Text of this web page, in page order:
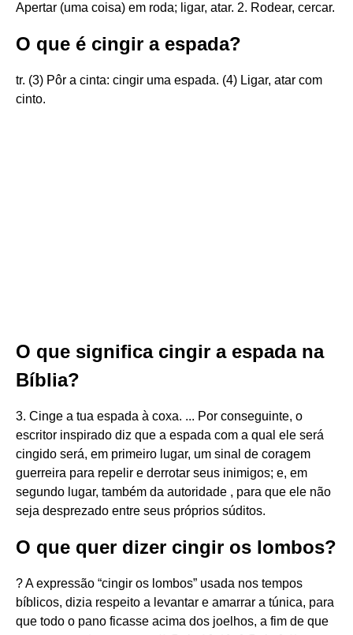
Apertar (uma coisa) em roda; ligar, atar. 2. Rodear, cercar.
O que é cingir a espada?
tr. (3) Pôr a cinta: cingir uma espada. (4) Ligar, atar com
cinto.
O que significa cingir a espada na
Bíblia?
3. Cinge a tua espada à coxa. ... Por conseguinte, o
escritor inspirado diz que a espada com a qual ele será
cingido será, em primeiro lugar, um sinal de coragem
guerreira para repelir e derrotar seus inimigos; e, em
segundo lugar, também da autoridade , para que ele não
seja desprezado entre seus próprios súditos.
O que quer dizer cingir os lombos?
? A expressão “cingir os lombos” usada nos tempos
bíblicos, dizia respeito a levantar e amarrar a túnica, para
que todo o pano ficasse acima dos joelhos, a fim de que